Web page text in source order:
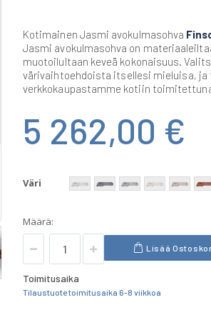
Kotimainen Jasmi avokulmasohva
Jasmi avokulmasohva on
muotoilultaan keveä kokonaisuus.
värivaihtoehdoista itsellesi mieluisa, ja
verkkokaupastamme kotiin
5 262,00 €
Väri
Määrä:
Lisää
Toimitusaika
Tilaustuote toimitusaika 6-8 viikkoa